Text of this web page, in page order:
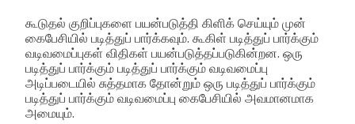
கூடுதல் குறிப்புகளை பயன்படுத்தி கிளிக் செய்யும் முன்
கைபேசியில் படித்துப் பார்க்கவும். கூகிள் படித்துப் பார்க்கும்
வடிவமைப்புகள் விதிகள் பயன்படுத்தப்படுகின்றன. ஒரு
படித்துப் பார்க்கும் படித்துப் பார்க்கும் வடிவமைப்பு
அடிப்படையில் சுத்தமாக தோன்றும் ஒரு படித்துப் பார்க்கும்
படித்துப் பார்க்கும் வடிவமைப்பு கைபேசியில் அவமானமாக
அமையும்.